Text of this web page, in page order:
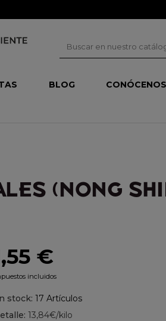
BLOG CONÓCENOS
(NONG
€
incluidos
stock: 17 Artículos
13,84€/kilo